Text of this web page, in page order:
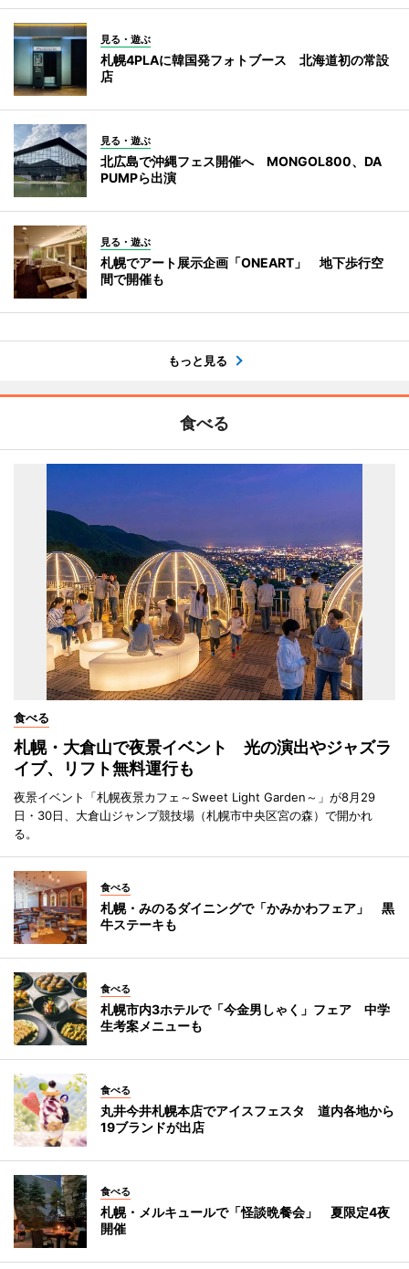
見る・遊ぶ
札幌4PLAに韓国発フォトブース 北海道初の常設
店
見る・遊ぶ
北広島で沖縄フェス開催へ MONGOL800、DA
PUMPら出演
見る・遊ぶ
札幌でアート展示企画「ONEART」 地下歩行空
間で開催も
もっと見る
食べる
食べる
札幌・大倉山で夜景イベント 光の演出やジャズラ
イブ、リフト無料運行も
夜景イベント「札幌夜景カフェ～Sweet Light Garden～」が8月29
日・30日、大倉山ジャンプ競技場（札幌市中央区宮の森）で開かれ
る。
食べる
札幌・みのるダイニングで「かみかわフェア」 黒
牛ステーキも
食べる
札幌市内3ホテルで「今金男しゃく」フェア 中学
生考案メニューも
食べる
丸井今井札幌本店でアイスフェスタ 道内各地から
19ブランドが出店
食べる
札幌・メルキュールで「怪談晩餐会」 夏限定4夜
開催